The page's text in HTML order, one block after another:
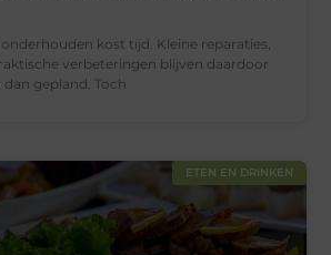
kost tijd. Kleine reparaties,
verbeteringen blijven daardoor
gepland. Toch
ETEN EN DRINKEN